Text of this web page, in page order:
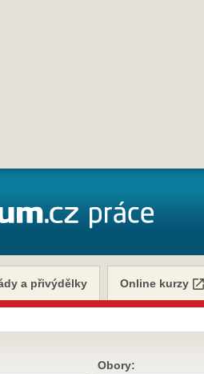
a přivýdělky Online kurzy
Obory: